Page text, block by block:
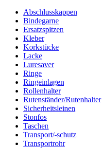
Abschlusskappen
Bindegarne
Ersatzspitzen
Kleber
Korkstücke
Lacke
Luresaver
Ringe
Ringeinlagen
Rollenhalter
Rutenständer/Rutenhalter
Sicherheitsleinen
Stonfos
Taschen
Transport/-schutz
Transportrohr